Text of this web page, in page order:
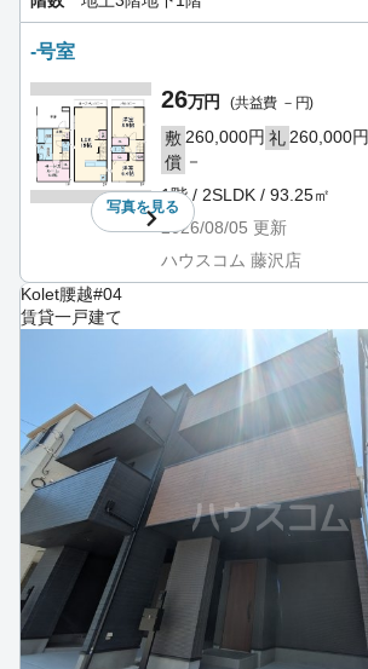
-号室
写真を見る
26万円 (共益費 －円)
敷 260,000円 礼 260,000円
償 －
1階 / 2SLDK / 93.25㎡
2026/08/05 更新
ハウスコム 藤沢店
Kolet腰越#04
賃貸一戸建て